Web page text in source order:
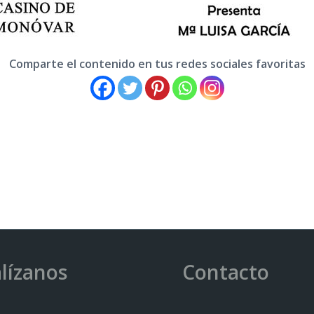
Comparte el contenido en tus redes sociales favoritas
Contacto